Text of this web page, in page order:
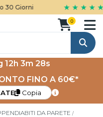
Giorni ★ ★ ★ ★ ★
Cerca
0
12h 3m 28s
FINO A 60€*
Copia
DA PARETE